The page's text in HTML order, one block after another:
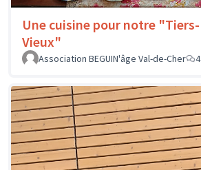
Une cuisine pour notre "Tiers-
Vieux"
Association BEGUIN'âge Val-de-Cher
4